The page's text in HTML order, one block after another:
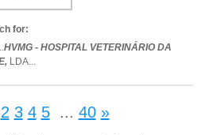
for:
HVMG - HOSPITAL VETERINÁRIO DA
LDA...
2 3 4 5 ... 40 »